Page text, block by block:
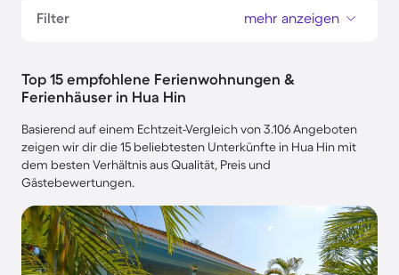
Filter mehr anzeigen
Top 15 empfohlene Ferienwohnungen &
Ferienhäuser in Hua Hin
Basierend auf einem Echtzeit-Vergleich von 3.106 Angeboten
zeigen wir dir die 15 beliebtesten Unterkünfte in Hua Hin mit
dem besten Verhältnis aus Qualität, Preis und
Gästebewertungen.